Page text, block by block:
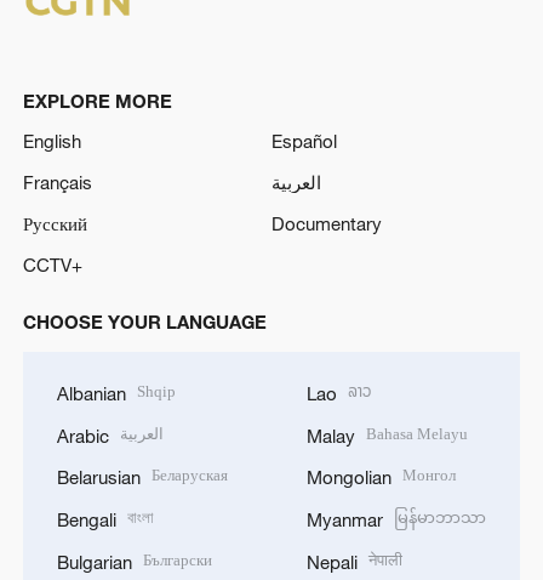
EXPLORE MORE
English
Español
Français
العربية
Русский
Documentary
CCTV+
CHOOSE YOUR LANGUAGE
Albanian Shqip
Arabic العربية
Belarusian Беларуская
Bengali বাংলা
Bulgarian Български
Lao ລາວ
Malay Bahasa Melayu
Mongolian Монгол
Myanmar မြန်မာဘာသာ
Nepali नेपाली